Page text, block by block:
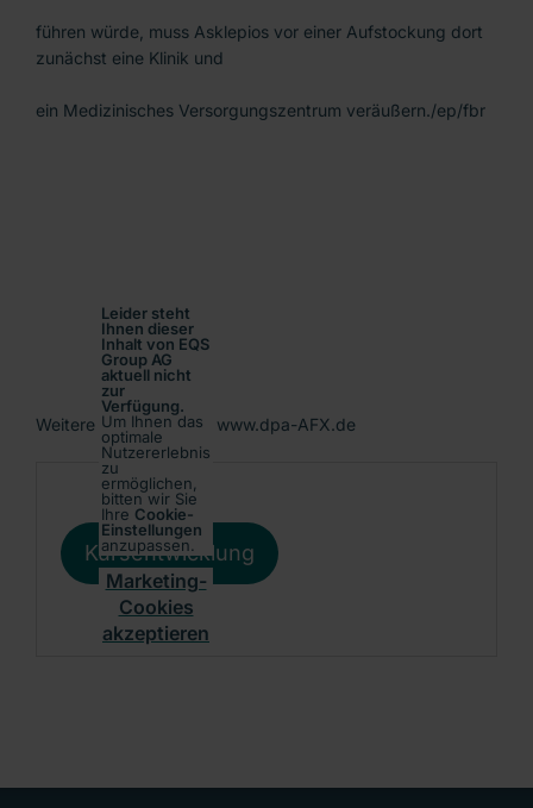
führen würde, muss Asklepios vor einer Aufstockung dort
zunächst eine Klinik und
ein Medizinisches Versorgungszentrum veräußern./ep/fbr
Weitere Informationen: www.dpa-AFX.de
Leider steht
Ihnen dieser
Inhalt von EQS
Group AG
aktuell nicht
zur
Verfügung.
Um Ihnen das
optimale
Nutzererlebnis
zu
ermöglichen,
bitten wir Sie
Ihre Cookie-
Einstellungen
anzupassen.
Marketing-
Cookies
akzeptieren
Kursentwicklung